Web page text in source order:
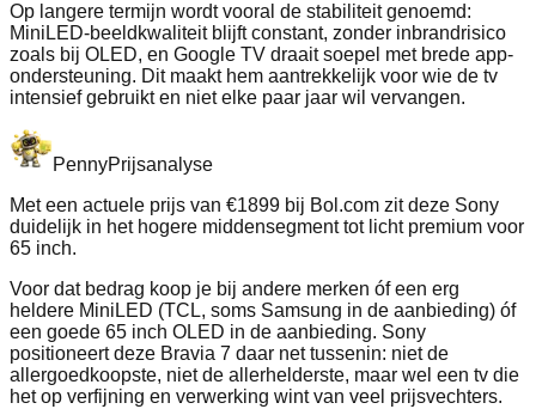
Op langere termijn wordt vooral de stabiliteit genoemd:
MiniLED-beeldkwaliteit blijft constant, zonder inbrandrisico
zoals bij OLED, en Google TV draait soepel met brede app-
ondersteuning. Dit maakt hem aantrekkelijk voor wie de tv
intensief gebruikt en niet elke paar jaar wil vervangen.
PennyPrijsanalyse
Met een actuele prijs van €1899 bij Bol.com zit deze Sony
duidelijk in het hogere middensegment tot licht premium voor
65 inch.
Voor dat bedrag koop je bij andere merken óf een erg
heldere MiniLED (TCL, soms Samsung in de aanbieding) óf
een goede 65 inch OLED in de aanbieding. Sony
positioneert deze Bravia 7 daar net tussenin: niet de
allergoedkoopste, niet de allerhelderste, maar wel een tv die
het op verfijning en verwerking wint van veel prijsvechters.